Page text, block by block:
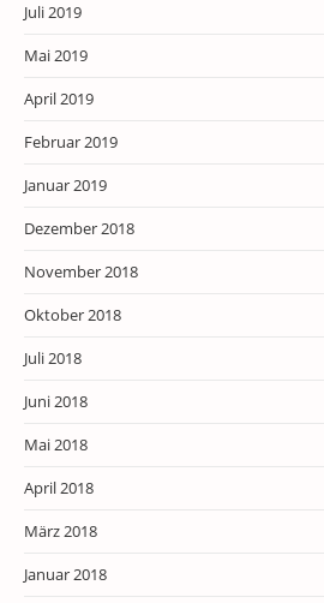
Juli 2019
Mai 2019
April 2019
Februar 2019
Januar 2019
Dezember 2018
November 2018
Oktober 2018
Juli 2018
Juni 2018
Mai 2018
April 2018
März 2018
Januar 2018